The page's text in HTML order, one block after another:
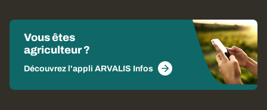
Vous êtes
agriculteur ?
Découvrez l'appli ARVALIS Infos